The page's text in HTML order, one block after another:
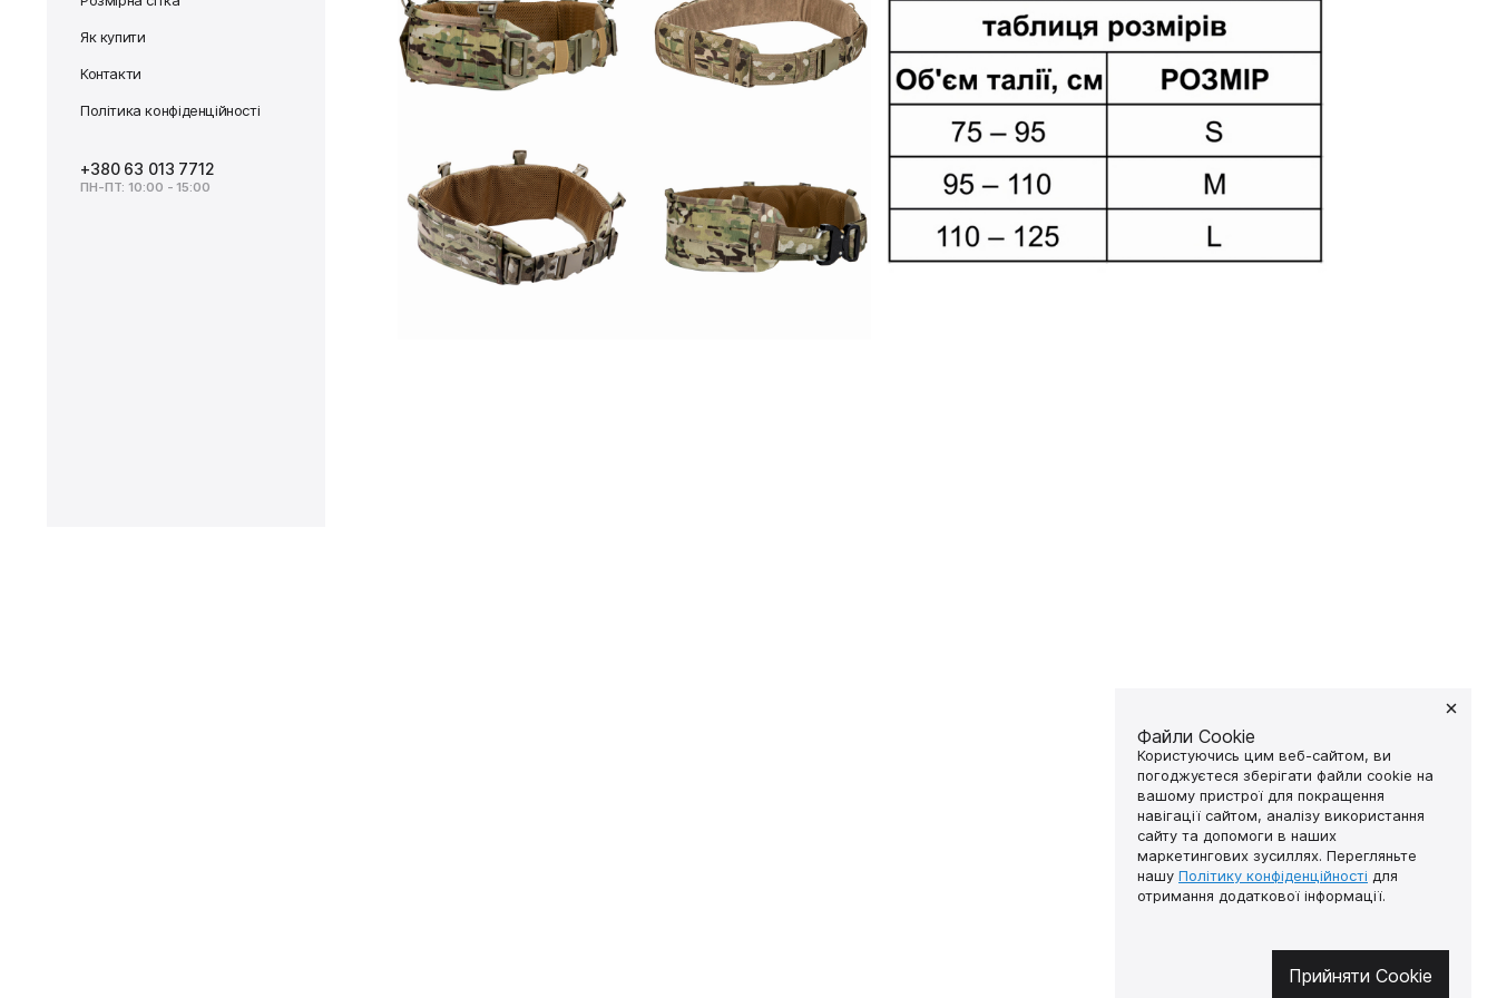
Як купити
Контакти
Політика конфіденційності
+380 63 013 7712
ПН-ПТ: 10:00 - 15:00
Файли Cookie
Користуючись цим веб-сайтом, ви
погоджуєтеся зберігати файли cookie на
вашому пристрої для покращення
навігації сайтом, аналізу використання
сайту та допомоги в наших
маркетингових зусиллях. Перегляньте
нашу Політику конфіденційності для
отримання додаткової інформації.
Прийняти Cookie